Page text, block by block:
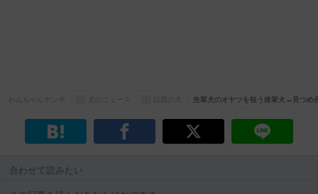
先輩犬のオヤツを狙う後輩犬→見つめ
合わせて読みたい